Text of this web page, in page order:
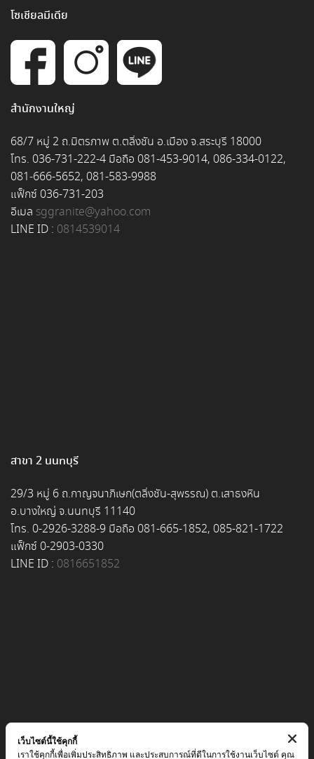
โซเชียลมีเดีย
สำนักงานใหญ่
68/7 หมู่ 2 ถ.มิตรภาพ ต.ตลิ่งชัน อ.เมือง จ.สระบุรี 18000
โทร. 036-731-222-4 มือถือ 081-453-9014, 086-334-0122,
081-666-5652, 081-583-9988
แฟ็กซ์ 036-731-203
อีเมล sggranite@yahoo.com
LINE ID : 0814539014
สาขา 2 นนทบุรี
29/3 หมู่ 6 ถ.กาญจนาภิเษก(ตลิ่งชัน-สุพรรณ) ต.เสาธงหิน
อ.บางใหญ่ จ.นนทบุรี 11140
โทร. 0-2926-3288-9 มือถือ 081-665-1852, 085-821-1722
แฟ็กซ์ 0-2903-0330
LINE ID : 0816651852
เว็บไซต์นี้ใช้คุกกี้
เราใช้คุกกี้เพื่อเพิ่มประสิทธิภาพ และประสบการณ์ที่ดีในการใช้งานเว็บไซต์ คุณ